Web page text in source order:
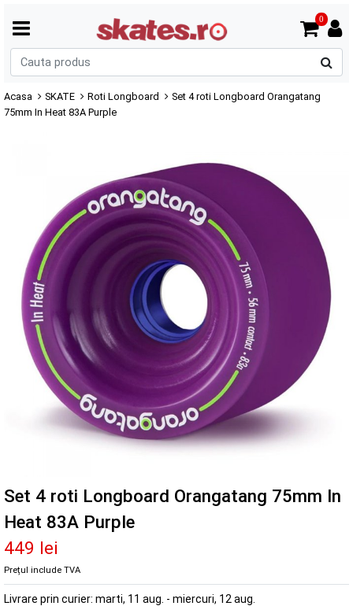
0
Acasa SKATE Roti Longboard
Set 4 roti Longboard Orangatang
75mm In Heat 83A Purple
Set 4 roti Longboard Orangatang 75mm In
Heat 83A Purple
449 lei
Prețul include TVA
Livrare prin curier: marti, 11 aug. - miercuri, 12 aug.